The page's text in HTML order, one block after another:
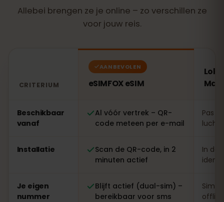
Allebei brengen ze je online – zo verschillen ze
voor jouw reis.
CRITERIUM
AANBEVOLEN
eSIMFOX eSIM
Beschikbaar
vanaf
Al vóór vertrek – QR-
code meteen per e-mail
Pas
Installatie
Scan de QR-code, in 2
minuten actief
In de
Je eigen
nummer
Blijft actief (dual-sim) –
bereikbaar voor sms
offline